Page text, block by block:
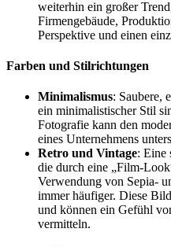
weiterhin ein großer
Firmengebäude,
Perspektive und einen
Farben und Stilrichtungen
Minimalismus: Saubere,
ein minimalistischer Stil
Fotografie kann den
eines Unternehmens
Retro und Vintage: Eine
die durch eine „Film-
Verwendung von Sepia-
immer häufiger. Diese
und können ein Gefühl
vermitteln.